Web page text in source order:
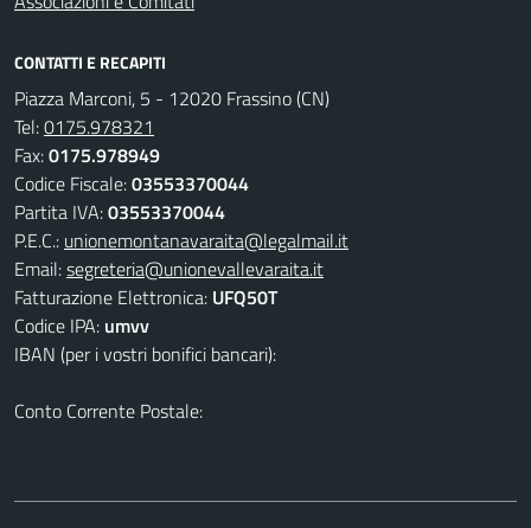
CONTATTI E RECAPITI
Piazza Marconi, 5 - 12020 Frassino (CN)
Tel:0175.978321
Fax:0175.978949
Codice Fiscale:03553370044
Partita IVA:03553370044
P.E.C.: unionemontanavaraita@legalmail.it
Email:segreteria@unionevallevaraita.it
Fatturazione Elettronica: UFQ50T
Codice IPA: umvv
IBAN (per i vostri bonifici bancari):
Conto Corrente Postale: